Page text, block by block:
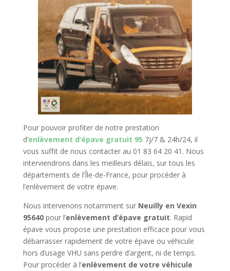
Pour pouvoir profiter de notre prestation
d’enlèvement d’épave gratuit 95 7j/7 & 24h/24, il
vous suffit de nous contacter au 01 83 64 20 41. Nous
interviendrons dans les meilleurs délais, sur tous les
départements de l’Île-de-France, pour procéder à
l’enlèvement de votre épave.
Nous intervenons notamment sur Neuilly en Vexin
95640pour l’enlèvement d’épave gratuit. Rapid
épave vous propose une prestation efficace pour vous
débarrasser rapidement de votre épave ou véhicule
hors d’usage VHU sans perdre d’argent, ni de temps.
Pour procéder à l’enlèvement de votre véhicule